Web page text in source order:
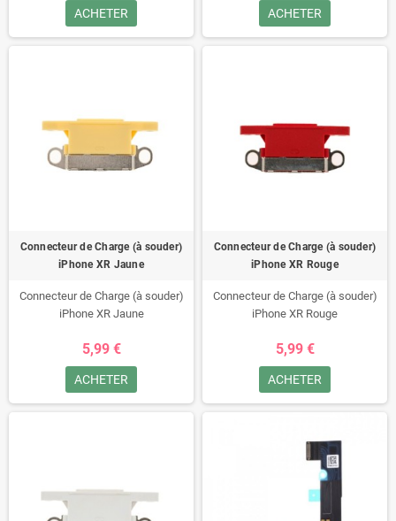
ACHETER ACHETER
Connecteur de Charge (à souder)
iPhone XR Jaune
Connecteur de Charge (à souder)
iPhone XR Jaune
5,99 €
ACHETER
Connecteur de Charge (à souder)
iPhone XR Rouge
Connecteur de Charge (à souder)
iPhone XR Rouge
5,99 €
ACHETER